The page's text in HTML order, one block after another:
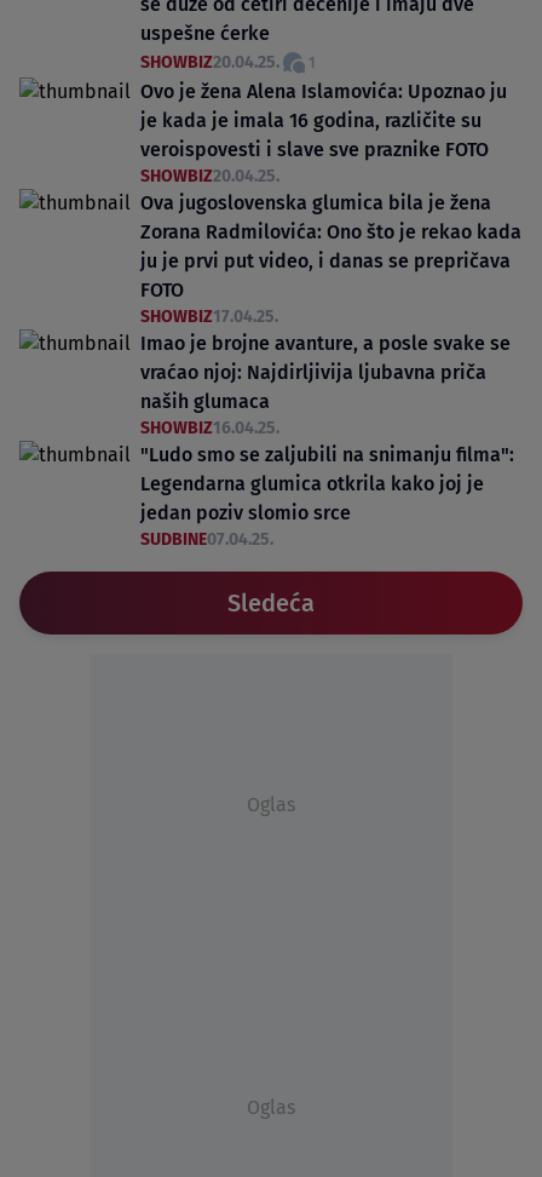
uspešne ćerke
SHOWBIZ20.04.25. 1
Ovo je žena Alena Islamovića: Upoznao ju
je kada je imala 16 godina, različite su
veroispovesti i slave sve praznike FOTO
SHOWBIZ20.04.25.
Ova jugoslovenska glumica bila je žena
Zorana Radmilovića: Ono što je rekao kada
ju je prvi put video, i danas se prepričava
FOTO
SHOWBIZ17.04.25.
Imao je brojne avanture, a posle svake se
vraćao njoj: Najdirljivija ljubavna priča
naših glumaca
SHOWBIZ16.04.25.
"Ludo smo se zaljubili na snimanju filma":
Legendarna glumica otkrila kako joj je
jedan poziv slomio srce
SUDBINE07.04.25.
Sledeća
Oglas
Oglas